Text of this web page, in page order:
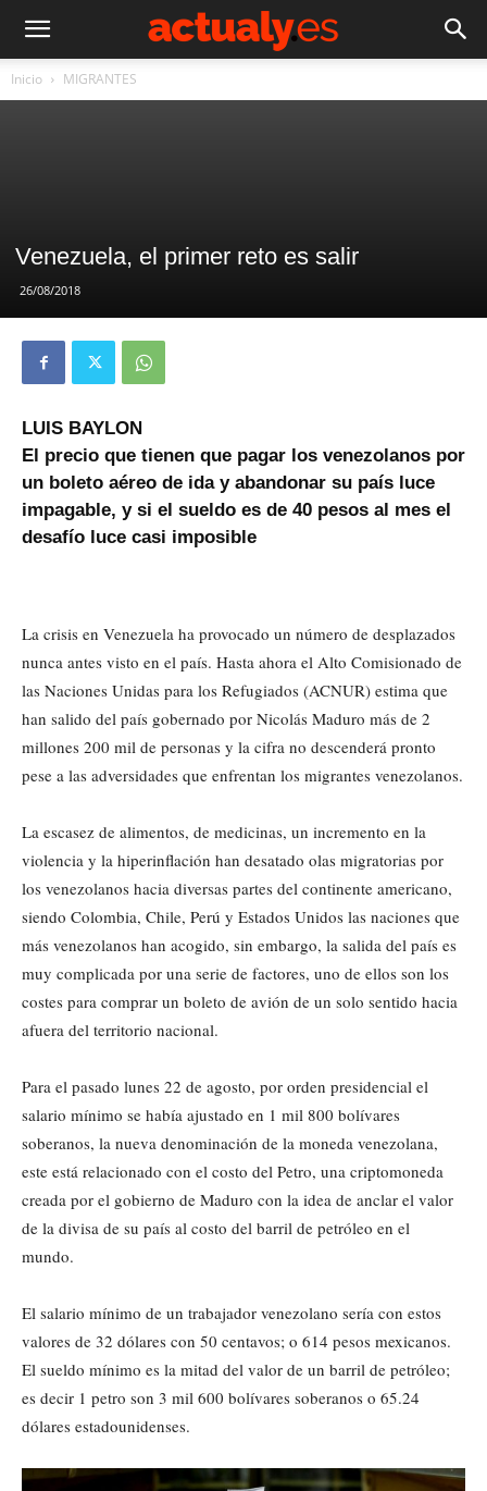
Inicio MIGRANTES
Venezuela, el primer reto es salir
26/08/2018
LUIS BAYLON
El precio que tienen que pagar los venezolanos por
un boleto aéreo de ida y abandonar su país luce
impagable, y si el sueldo es de 40 pesos al mes el
desafío luce casi imposible
La crisis en Venezuela ha provocado un número de desplazados
nunca antes visto en el país. Hasta ahora el Alto Comisionado de
las Naciones Unidas para los Refugiados (ACNUR) estima que
han salido del país gobernado por Nicolás Maduro más de 2
millones 200 mil de personas y la cifra no descenderá pronto
pese a las adversidades que enfrentan los migrantes venezolanos.
La escasez de alimentos, de medicinas, un incremento en la
violencia y la hiperinflación han desatado olas migratorias por
los venezolanos hacia diversas partes del continente americano,
siendo Colombia, Chile, Perú y Estados Unidos las naciones que
más venezolanos han acogido, sin embargo, la salida del país es
muy complicada por una serie de factores, uno de ellos son los
costes para comprar un boleto de avión de un solo sentido hacia
afuera del territorio nacional.
Para el pasado lunes 22 de agosto, por orden presidencial el
salario mínimo se había ajustado en 1 mil 800 bolívares
soberanos, la nueva denominación de la moneda venezolana,
este está relacionado con el costo del Petro, una criptomoneda
creada por el gobierno de Maduro con la idea de anclar el valor
de la divisa de su país al costo del barril de petróleo en el
mundo.
El salario mínimo de un trabajador venezolano sería con estos
valores de 32 dólares con 50 centavos; o 614 pesos mexicanos.
El sueldo mínimo es la mitad del valor de un barril de petróleo;
es decir 1 petro son 3 mil 600 bolívares soberanos o 65.24
dólares estadounidenses.